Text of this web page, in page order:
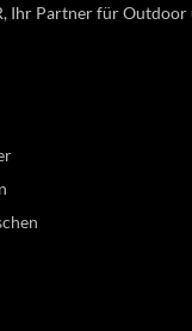
Ihr Partner für Outdoor